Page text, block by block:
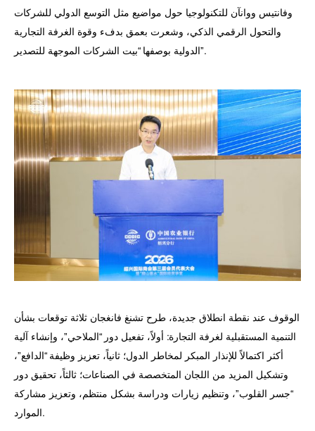
وفانتيس ووانآن للتكنولوجيا حول مواضيع مثل التوسع الدولي للشركات
والتحول الرقمي الذكي، وشعرت بعمق بدفء وقوة الغرفة التجارية
الدولية بوصفها “بيت الشركات الموجهة للتصدير”.
الوقوف عند نقطة انطلاق جديدة، طرح تشنغ فانغجان ثلاثة توقعات بشأن
التنمية المستقبلية لغرفة التجارة: أولاً، تفعيل دور “الملاحي”، وإنشاء آلية
أكثر اكتمالاً للإنذار المبكر لمخاطر الدول؛ ثانياً، تعزيز وظيفة “الدافع”،
وتشكيل المزيد من اللجان المتخصصة في الصناعات؛ ثالثاً، تحقيق دور
“جسر القلوب”، وتنظيم زيارات ودراسة بشكل منتظم، وتعزيز مشاركة
الموارد.